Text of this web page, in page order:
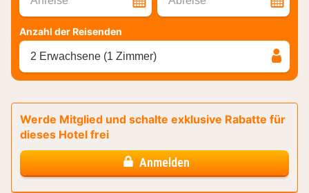
Anzahl der Reisenden
2 Erwachsene (1 Zimmer)
Werde Mitglied und schalte exklusive Rabatte für
dieses Hotel frei
Anmelden